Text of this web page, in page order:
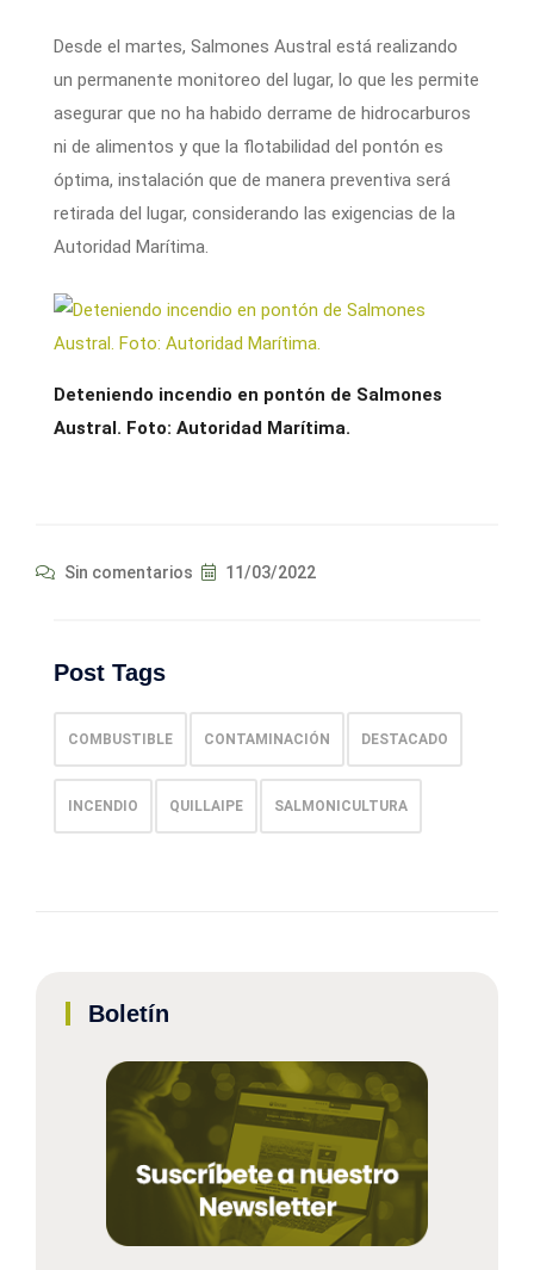
Desde el martes, Salmones Austral está realizando
un permanente monitoreo del lugar, lo que les permite
asegurar que no ha habido derrame de hidrocarburos
ni de alimentos y que la flotabilidad del pontón es
óptima, instalación que de manera preventiva será
retirada del lugar, considerando las exigencias de la
Autoridad Marítima.
Deteniendo incendio en pontón de Salmones
Austral. Foto: Autoridad Marítima.
Sin comentarios 11/03/2022
Post Tags
COMBUSTIBLE CONTAMINACIÓN DESTACADO
INCENDIO QUILLAIPE SALMONICULTURA
Boletín